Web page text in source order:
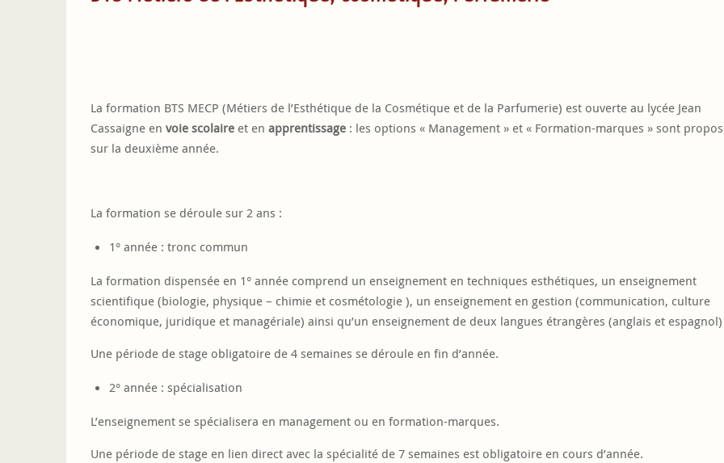
La formation BTS MECP (Métiers de l’Esthétique de la Cosmétique et de la Parfumerie) est ouverte au lycée Jean
Cassaigne en voie scolaire et en apprentissage : les options « Management » et « Formation-marques » sont
sur la deuxième année.
La formation se déroule sur 2 ans :
1° année : tronc commun
La formation dispensée en 1° année comprend un enseignement en techniques esthétiques, un enseignement
scientifique (biologie, physique – chimie et cosmétologie ), un enseignement en gestion (communication, culture
économique, juridique et managériale) ainsi qu’un enseignement de deux langues étrangères (anglais et
Une période de stage obligatoire de 4 semaines se déroule en fin d’année.
2° année : spécialisation
L’enseignement se spécialisera en management ou en formation-marques.
Une période de stage en lien direct avec la spécialité de 7 semaines est obligatoire en cours d’année.